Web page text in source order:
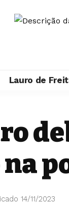
Lauro de
na
14/11/2023